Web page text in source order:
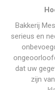
Bakkerij
serieus en
dat uw
zijn